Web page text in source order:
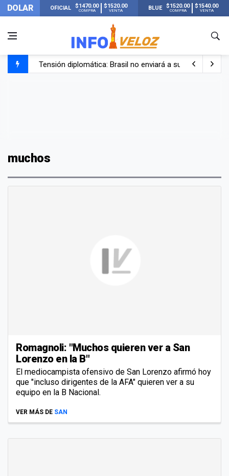
DOLAR OFICIAL $1470.00
COMPRA
$1520.00
VENTA BLUE $1520.00
COMPRA
$1540.00
VENTA
Tensión diplomática: Brasil no enviará a su embajador
muchos
Romagnoli: "Muchos quieren ver a San
Lorenzo en la B"
El mediocampista ofensivo de San Lorenzo afirmó hoy
que "incluso dirigentes de la AFA" quieren ver a su
equipo en la B Nacional.
VER MÁS DE SAN